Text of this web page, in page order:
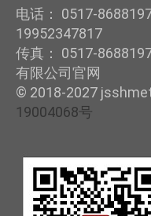
电话： 0517-
19952347817
传真： 0517-
有限公司官网
© 2018-2027
19004068号